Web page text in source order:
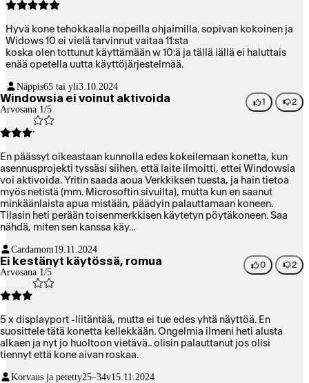
Hyvä kone tehokkaalla nopeilla ohjaimilla. sopivan kokoinen ja
Widows 10 ei vielä tarvinnut vaitaa 11:sta
koska olen tottunut käyttämään w 10:ä ja tällä iällä ei haluttais
enää opetella uutta käyttöjärjestelmää.
Näppis65 tai yli3.10.2024
Windowsia ei voinut aktivoida
Arvosana 1/5
1 2
En päässyt oikeastaan kunnolla edes kokeilemaan konetta, kun
asennusprojekti tyssäsi siihen, että laite ilmoitti, ettei Windowsia
voi aktivoida. Yritin saada aoua Verkkiksen tuesta, ja hain tietoa
myös netistä (mm. Microsoftin sivuilta), mutta kun en saanut
minkäänlaista apua mistään, päädyin palauttamaan koneen.
Tilasin heti perään toisenmerkkisen käytetyn pöytäkoneen. Saa
nähdä, miten sen kanssa käy...
Cardamom19.11.2024
Ei kestänyt käytössä, romua
Arvosana 1/5
0 2
5 x displayport -liitäntää, mutta ei tue edes yhtä näyttöä. En
suosittele tätä konetta kellekkään. Ongelmia ilmeni heti alusta
alkaen ja nyt jo huoltoon vietävä.. olisin palauttanut jos olisi
tiennyt että kone aivan roskaa.
Korvaus ja petetty25–34v15.11.2024